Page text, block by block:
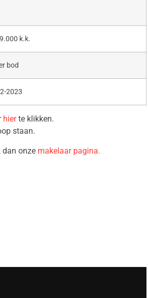
k.k.
bod
2023
hierte klikken.
staan.
dan onze makelaar pagina.